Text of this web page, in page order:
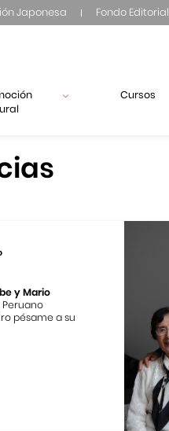
Japonesa Fondo Editorial
Cursos
y Mario
Peruano
pésame a su